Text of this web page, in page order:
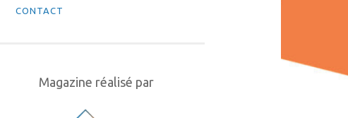
CONTACT
Magazine réalisé par